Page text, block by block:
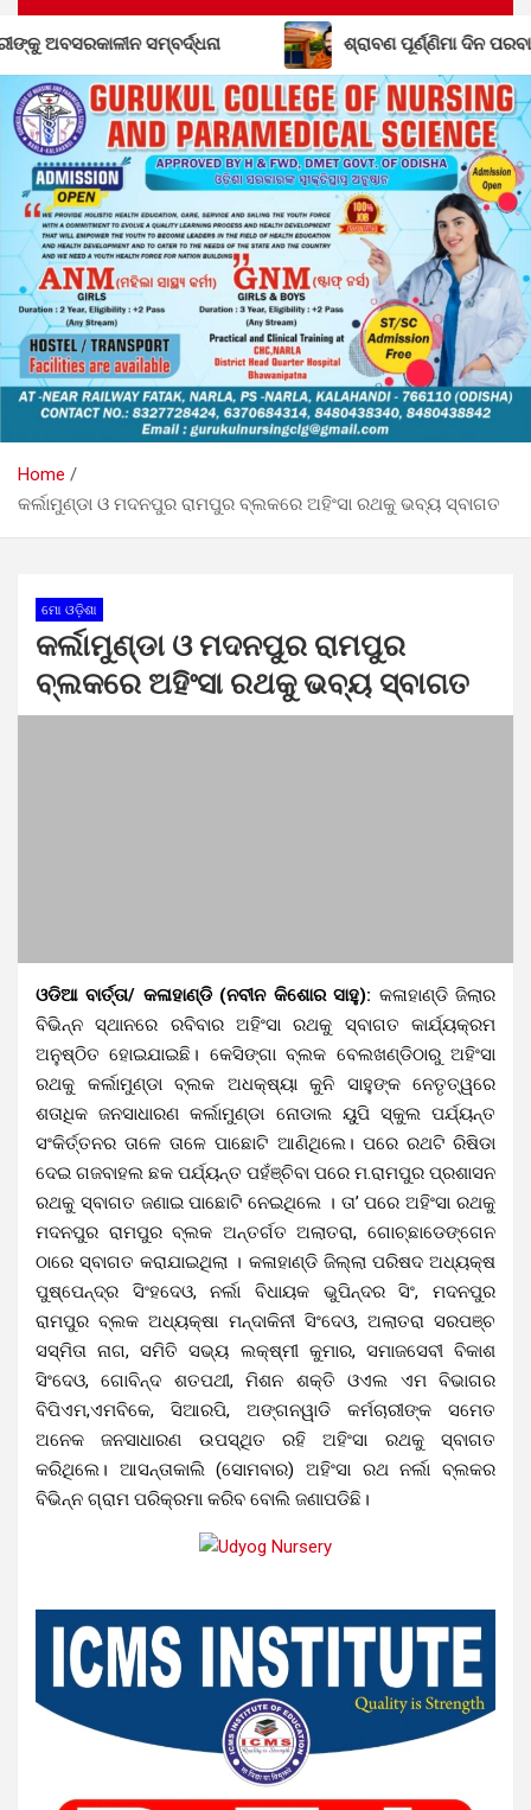
ଶ୍ରାବଣ ପୂର୍ଣ୍ଣିମା ଦିନ ପରବାଙ୍ଗି ସତ୍ୟ ମହିମା
Home
କର୍ଲାମୁଣ୍ଡା ଓ ମଦନପୁର ରାମପୁର ବ୍ଲକରେ ଅହିଂସା ରଥକୁ ଭବ୍ୟ ସ୍ବାଗତ
ମୋ ଓଡ଼ିଶା
କର୍ଲାମୁଣ୍ଡା ଓ ମଦନପୁର ରାମପୁର
ବ୍ଲକରେ ଅହିଂସା ରଥକୁ ଭବ୍ୟ ସ୍ବାଗତ
ଓଡିଆ ବାର୍ତ୍ତା/ କଳାହାଣ୍ଡି (ନବୀନ କିଶୋର ସାହୁ): କଳାହାଣ୍ଡି ଜିଲାର
ବିଭିନ୍ନ ସ୍ଥାନରେ ରବିବାର ଅହିଂସା ରଥକୁ ସ୍ବାଗତ କାର୍ଯ୍ୟକ୍ରମ
ଅନୁଷ୍ଠିତ ହୋଇଯାଇଛି। କେସିଙ୍ଗା ବ୍ଲକ ବେଲଖଣ୍ଡିଠାରୁ ଅହିଂସା
ରଥକୁ କର୍ଲାମୁଣ୍ଡା ବ୍ଲକ ଅଧକ୍ଷ୍ୟା କୁନି ସାହୁଙ୍କ ନେତୃତ୍ୱରେ
ଶତାଧିକ ଜନସାଧାରଣ କର୍ଲାମୁଣ୍ଡା ନୋଡାଲ ୟୁପି ସ୍କୁଲ ପର୍ଯ୍ୟନ୍ତ
ସଂକିର୍ତ୍ତନର ତାଳେ ତାଳେ ପାଛୋଟି ଆଣିଥିଲେ। ପରେ ରଥଟି ରିଷିଡା
ଦେଇ ଗଜବାହଲ ଛକ ପର୍ଯ୍ୟନ୍ତ ପହଁଞ୍ଚିବା ପରେ ମ.ରାମପୁର ପ୍ରଶାସନ
ରଥକୁ ସ୍ବାଗତ ଜଣାଇ ପାଛୋଟି ନେଇଥିଲେ । ତା’ ପରେ ଅହିଂସା ରଥକୁ
ମଦନପୁର ରାମପୁର ବ୍ଲକ ଅନ୍ତର୍ଗତ ଅଲାତରା, ଗୋଚ୍ଛାଡେଙ୍ଗେନ
ଠାରେ ସ୍ବାଗତ କରାଯାଇଥିଲା । କଳାହାଣ୍ଡି ଜିଲ୍ଲା ପରିଷଦ ଅଧ୍ୟକ୍ଷ
ପୁଷ୍ପେନ୍ଦ୍ର ସିଂହଦେଓ, ନର୍ଲା ବିଧାୟକ ଭୁପିନ୍ଦର ସିଂ, ମଦନପୁର
ରାମପୁର ବ୍ଲକ ଅଧ୍ୟକ୍ଷା ମନ୍ଦାକିନୀ ସିଂଦେଓ, ଅଲାତରା ସରପଞ୍ଚ
ସସ୍ମିତା ନାଗ, ସମିତି ସଭ୍ୟ ଲକ୍ଷ୍ମୀ କୁମାର, ସମାଜସେବୀ ବିକାଶ
ସିଂଦେଓ, ଗୋବିନ୍ଦ ଶତପଥୀ, ମିଶନ ଶକ୍ତି ଓଏଲ ଏମ ବିଭାଗର
ବିପିଏମ,ଏମବିକେ, ସିଆରପି, ଅଙ୍ଗନୱାଡି କର୍ମଚାରୀଙ୍କ ସମେତ
ଅନେକ ଜନସାଧାରଣ ଉପସ୍ଥିତ ରହି ଅହିଂସା ରଥକୁ ସ୍ବାଗତ
କରିଥିଲେ। ଆସନ୍ତାକାଲି (ସୋମବାର) ଅହିଂସା ରଥ ନର୍ଲା ବ୍ଲକର
ବିଭିନ୍ନ ଗ୍ରାମ ପରିକ୍ରମା କରିବ ବୋଲି ଜଣାପଡିଛି।